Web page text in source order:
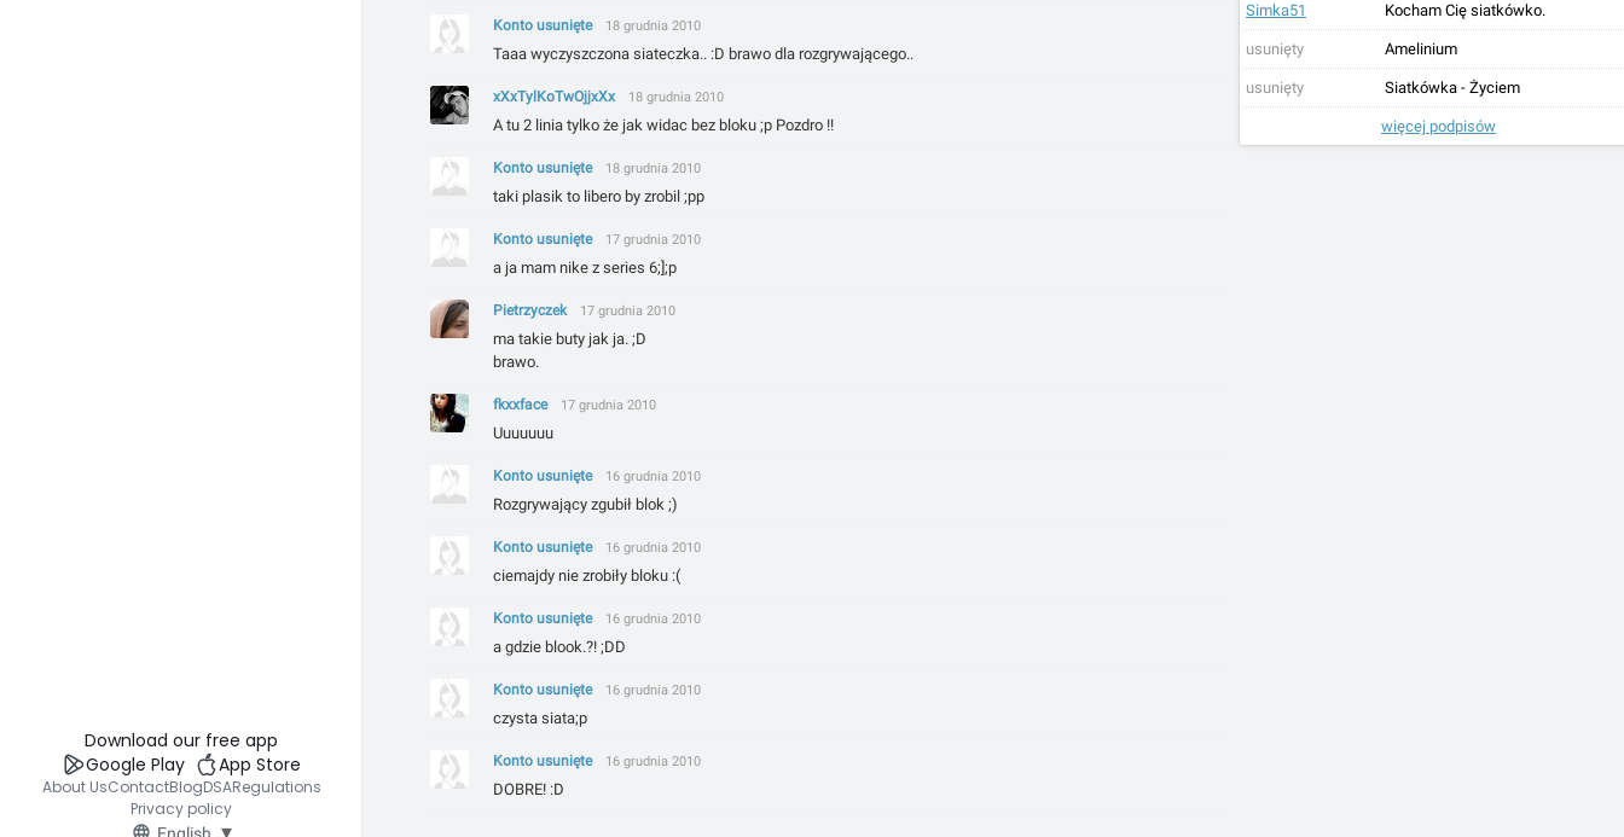
Download our free app
Google Play
App Store
About UsContactBlogDSARegulations
Privacy policy
English ▾
Simka51 Kocham Cię siatkówko.
usunięty Amelinium
usunięty Siatkówka - Życiem
więcej podpisów
Konto usunięte 18 grudnia 2010
Taaa wyczyszczona siateczka.. :D brawo dla rozgrywającego..
xXxTylKoTwOjjxXx 18 grudnia 2010
A tu 2 linia tylko że jak widac bez bloku ;p Pozdro !!
Konto usunięte 18 grudnia 2010
taki plasik to libero by zrobil ;pp
Konto usunięte 17 grudnia 2010
a ja mam nike z series 6;];p
Pietrzyczek 17 grudnia 2010
ma takie buty jak ja. ;D
brawo.
fkxxface 17 grudnia 2010
Uuuuuuu
Konto usunięte 16 grudnia 2010
Rozgrywający zgubił blok ;)
Konto usunięte 16 grudnia 2010
ciemajdy nie zrobiły bloku :(
Konto usunięte 16 grudnia 2010
a gdzie blook.?! ;DD
Konto usunięte 16 grudnia 2010
czysta siata;p
Konto usunięte 16 grudnia 2010
DOBRE! :D